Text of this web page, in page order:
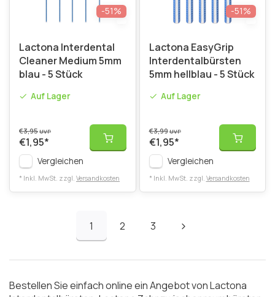
-51%
Lactona Interdental
Cleaner Medium 5mm
blau - 5 Stück
Auf Lager
€3,95UVP
€1,95*
Vergleichen
* Inkl. MwSt. zzgl. Versandkosten
-51%
Lactona EasyGrip
Interdentalbürsten
5mm hellblau - 5 Stück
Auf Lager
€3,99UVP
€1,95*
Vergleichen
* Inkl. MwSt. zzgl. Versandkosten
1 2 3
Bestellen Sie einfach online ein Angebot von Lactona